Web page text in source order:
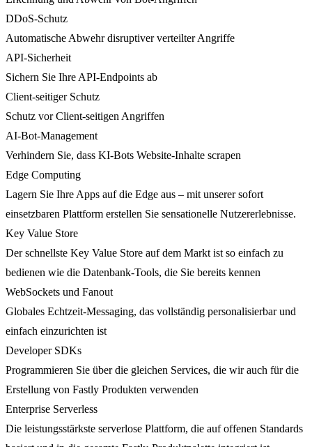
DDoS-Schutz
Automatische Abwehr disruptiver verteilter Angriffe
API-Sicherheit
Sichern Sie Ihre API-Endpoints ab
Client-seitiger Schutz
Schutz vor Client-seitigen Angriffen
AI-Bot-Management
Verhindern Sie, dass KI-Bots Website-Inhalte scrapen
Edge Computing
Lagern Sie Ihre Apps auf die Edge aus – mit unserer sofort
einsetzbaren Plattform erstellen Sie sensationelle Nutzererlebnisse.
Key Value Store
Der schnellste Key Value Store auf dem Markt ist so einfach zu
bedienen wie die Datenbank-Tools, die Sie bereits kennen
WebSockets und Fanout
Globales Echtzeit-Messaging, das vollständig personalisierbar und
einfach einzurichten ist
Developer SDKs
Programmieren Sie über die gleichen Services, die wir auch für die
Erstellung von Fastly Produkten verwenden
Enterprise Serverless
Die leistungsstärkste serverlose Plattform, die auf offenen Standards